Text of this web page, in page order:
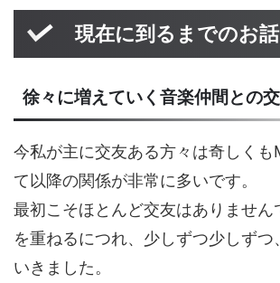
現在に到るまでのお話
徐々に増えていく音楽仲間との
今私が主に交友ある方々は奇しくも
て以降の関係が非常に多いです。
最初こそほとんど交友はありません
を重ねるにつれ、少しずつ少しずつ
いきました。